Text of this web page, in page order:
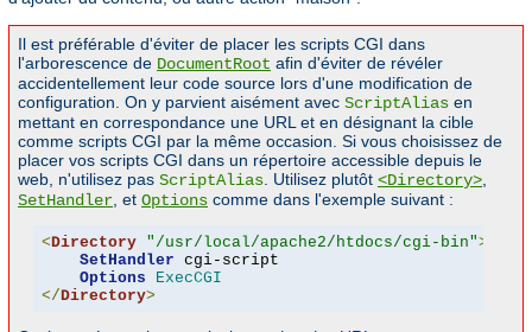
Il est préférable d'éviter de placer les scripts CGI dans
l'arborescence de DocumentRoot afin d'éviter de révéler
accidentellement leur code source lors d'une modification de
configuration. On y parvient aisément avec ScriptAlias en
mettant en correspondance une URL et en désignant la cible
comme scripts CGI par la même occasion. Si vous choisissez de
placer vos scripts CGI dans un répertoire accessible depuis le
web, n'utilisez pas ScriptAlias . Utilisez plutôt <Directory>
SetHandler , et Options comme dans l'exemple suivant :
<Directory "/usr/local/apache2/htdocs/cgi-bin">
SetHandler cgi-script
Options
ExecCGI
</Directory>